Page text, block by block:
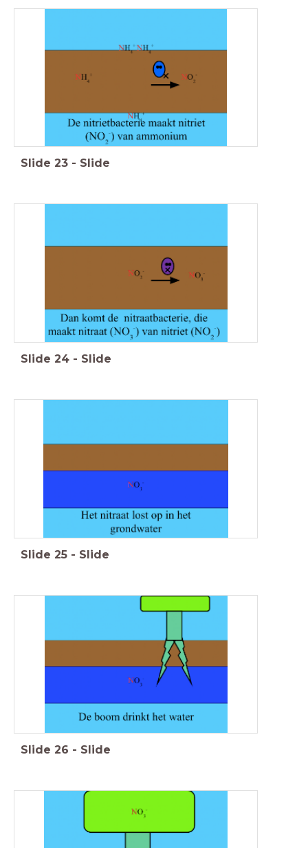
Slide 23 - Slide
Slide 24 - Slide
Slide 25 - Slide
Slide 26 - Slide